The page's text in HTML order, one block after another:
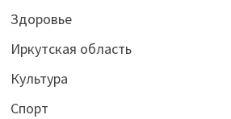
Здоровье
Иркутская область
Культура
Спорт